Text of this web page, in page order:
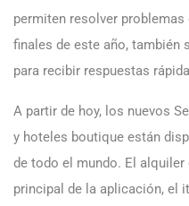
permiten resolver
finales de este año, también
para recibir respuestas
A partir de hoy, los nuevos
y hoteles boutique están
de todo el mundo. El alquiler
principal de la aplicación, el